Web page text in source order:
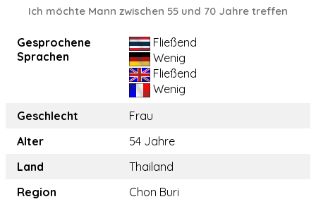
Ich möchte Mann zwischen 55 und 70 Jahre treffen
Gesprochene
Sprachen
Fließend
Wenig
Fließend
Wenig
Geschlecht
Frau
Alter
54 Jahre
Land
Thailand
Region
Chon Buri